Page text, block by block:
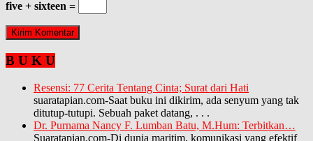
five + sixteen =
B U K U
Resensi: 77 Cerita Tentang Cinta; Surat dari Hati
suaratapian.com-Saat buku ini dikirim, ada senyum yang tak
ditutup-tutupi. Sebuah paket datang, . . .
Dr. Purnama Nancy F. Lumban Batu, M.Hum: Terbitkan…
Suaratapian.com-Di dunia maritim, komunikasi yang efektif